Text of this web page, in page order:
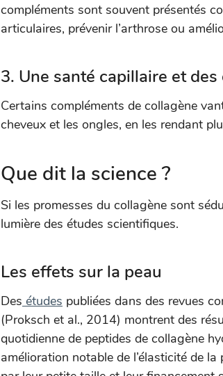
compléments sont souvent présentés
articulaires, prévenir l’arthrose ou
3. Une santé capillaire et
Certains compléments de collagène
cheveux et les ongles, en les rendant
Que dit la science ?
Si les promesses du collagène sont
lumière des études scientifiques.
Les effets sur la peau
Des études publiées dans des revues
(Proksch et al., 2014) montrent des
quotidienne de peptides de collagène
amélioration notable de l’élasticité de